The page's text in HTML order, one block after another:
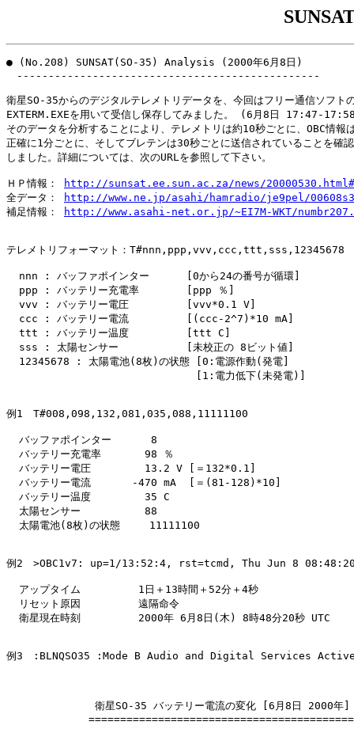
● (No.208) SUNSAT(SO-35) Analysis (2000年6月8日)
------------------------------------------------
衛星SO-35からのデジタルテレメトリデータを、今回はフリー通信ソフト
EXTERM.EXEを用いて受信し保存してみました。 (6月8日 17:47-
そのデータを分析することにより、テレメトリは約10秒ごとに、OBC情報
正確に1分ごとに、そしてブレテンは30秒ごとに送信されていることを確認
しました。詳細については、次のURLを参照して下さい。
ＨＰ情報：
http://sunsat.ee.sun.ac.za/news/
全データ：
http://www.ne.jp/asahi/hamradio/je9pel/
補足情報：
http://www.asahi-net.or.jp/~EI7M-WKT/
テレメトリフォーマット：T#nnn,ppp,vvv,ccc,ttt,sss,12345678
  nnn : バッファポインター　　　 [0から24の番号が循環]
  ppp : バッテリー充電率　　　　 [ppp ％]
  vvv : バッテリー電圧　　　　　 [vvv*0.1 V]
  ccc : バッテリー電流　　　　　 [(ccc-2^7)*10 mA]
  ttt : バッテリー温度　　　　　 [ttt C]
  sss : 太陽センサー　　　　　　 [未校正の 8ビット値]
  12345678 : 太陽電池(8枚)の状態 [0:電源作動(発電]
             　　　　  　 　　　 [1:電力低下(未発電)]
例1　T#008,098,132,081,035,088,11111100
  バッファポインター　　   8
  バッテリー充電率　　　  98 ％
  バッテリー電圧　　　　  13.2 V [＝132*0.1]
  バッテリー電流　　　　-470 mA  [＝(81-128)*10]
  バッテリー温度　　　　  35 C
  太陽センサー　　　　　  88
  太陽電池(8枚)の状態 　  11111100
例2　>OBC1v7: up=1/13:52:4, rst=tcmd, Thu Jun 8 08:48:20
  アップタイム　　　　　 1日＋13時間＋52分＋4秒
  リセット原因　　　　　 遠隔命令
  衛星現在時刻　　　　　 2000年 6月8日(木) 8時48分20秒 UTC
例3　:BLNQSO35 :Mode B Audio and Digital Services
              衛星SO-35 バッテリー電流の変化 [6月8日 2000年]